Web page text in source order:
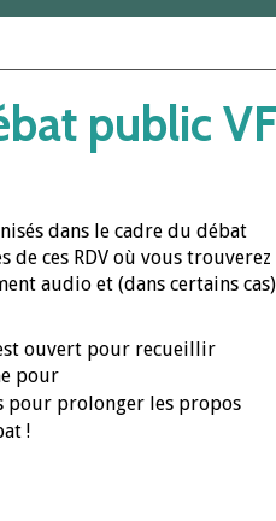
public
dans le cadre du débat
de ces RDV où vous trouverez
audio et (dans certains cas)
ouvert pour recueillir
pour
pour prolonger les propos
!